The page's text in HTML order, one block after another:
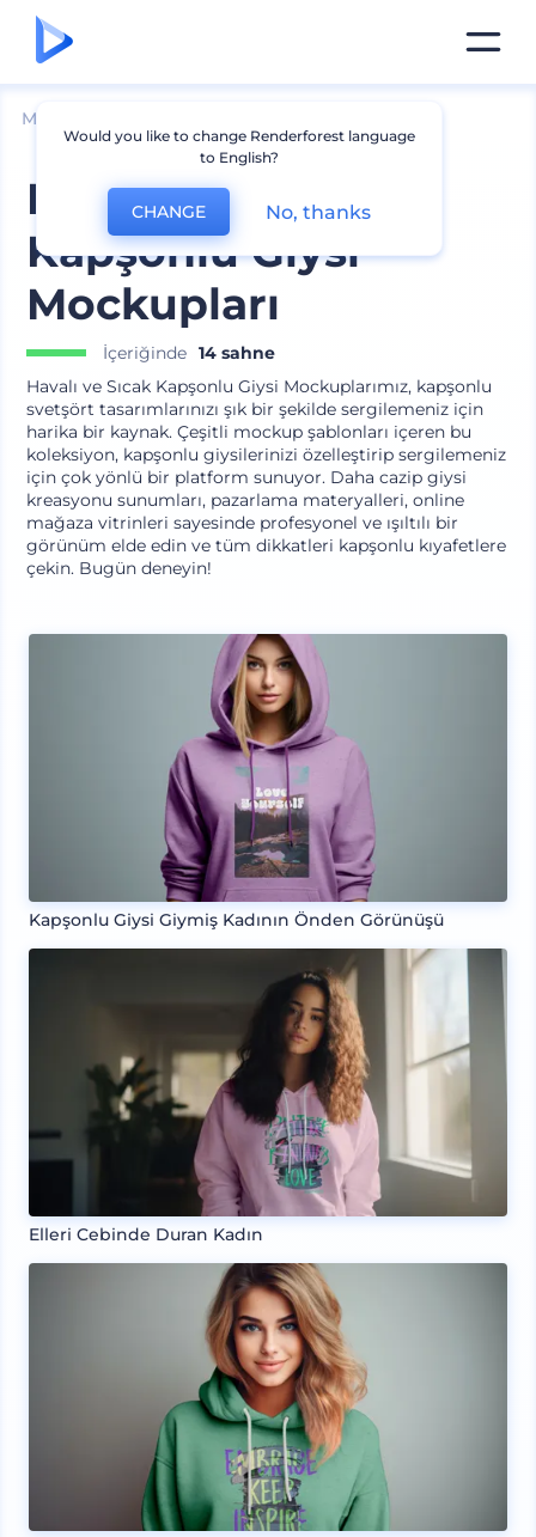
Mockuplar
Havalı ve Sıcak
Kapşonlu Giysi
Mockupları
İçeriğinde 14 sahne
Havalı ve Sıcak Kapşonlu Giysi Mockuplarımız, kapşonlu
svetşört tasarımlarınızı şık bir şekilde sergilemeniz için
harika bir kaynak. Çeşitli mockup şablonları içeren bu
koleksiyon, kapşonlu giysilerinizi özelleştirip sergilemeniz
için çok yönlü bir platform sunuyor. Daha cazip giysi
kreasyonu sunumları, pazarlama materyalleri, online
mağaza vitrinleri sayesinde profesyonel ve ışıltılı bir
görünüm elde edin ve tüm dikkatleri kapşonlu kıyafetlere
çekin. Bugün deneyin!
Kapşonlu Giysi Giymiş Kadının Önden Görünüşü
Elleri Cebinde Duran Kadın
Would you like to change Renderforest language
to English?
CHANGE No, thanks